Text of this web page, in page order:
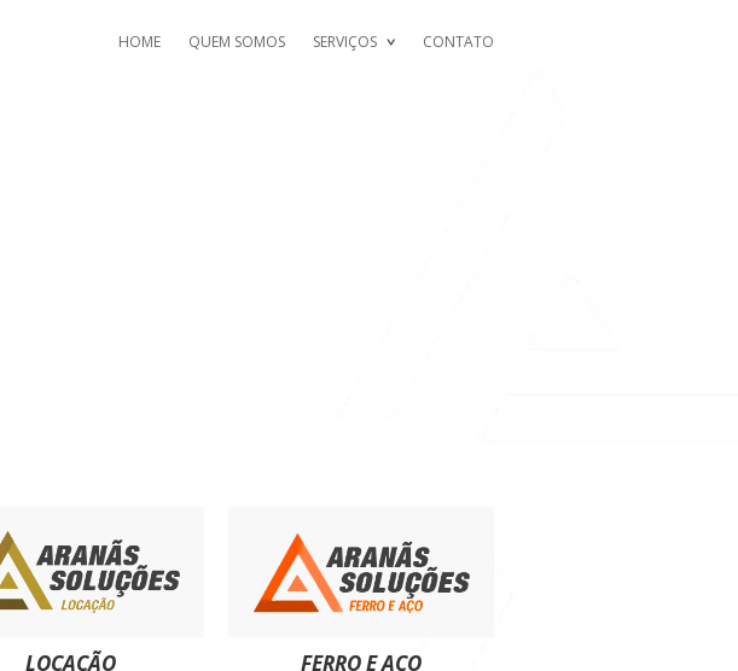
HOME QUEM SOMOS SERVIÇOS CONTATO
LOCAÇÃO FERRO E AÇO